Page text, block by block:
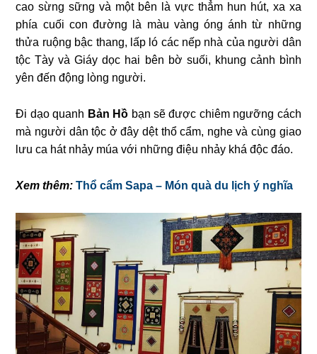
cao sừng sững và một bên là vực thẳm hun hút, xa xa
phía cuối con đường là màu vàng óng ánh từ những
thửa ruộng bậc thang, lấp ló các nếp nhà của người dân
tộc Tày và Giáy dọc hai bên bờ suối, khung cảnh bình
yên đến động lòng người.
Đi dạo quanh Bản Hồ bạn sẽ được chiêm ngưỡng cách
mà người dân tộc ở đây dệt thổ cẩm, nghe và cùng giao
lưu ca hát nhảy múa với những điệu nhảy khá độc đáo.
Xem thêm: Thổ cẩm Sapa – Món quà du lịch ý nghĩa